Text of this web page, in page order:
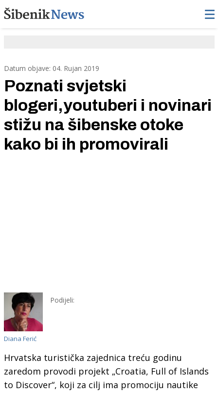
Datum objave: 04. Rujan 2019
Poznati svjetski
blogeri,youtuberi i novinari
stižu na šibenske otoke
kako bi ih promovirali
Diana Ferić
Podijeli:
Hrvatska turistička zajednica treću godinu
zaredom provodi projekt „Croatia, Full of Islands
to Discover“, koji za cilj ima promociju nautike